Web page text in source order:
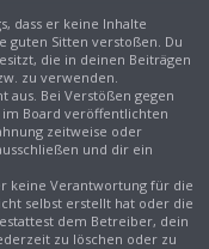
dass er keine Inhalte
guten Sitten verstoßen. Du
die in deinen Beiträgen
zu verwenden.
aus. Bei Verstößen gegen
Board veröffentlichten
zeitweise oder
und dir ein
keine Verantwortung für die
selbst erstellt hat oder die
dem Betreiber, dein
zu löschen oder zu